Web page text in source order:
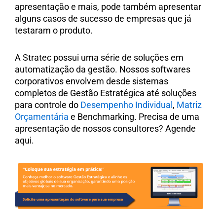
apresentação e mais, pode também apresentar
alguns casos de sucesso de empresas que já
testaram o produto.
A Stratec possui uma série de soluções em
automatização da gestão. Nossos softwares
corporativos envolvem desde sistemas
completos de Gestão Estratégica até soluções
para controle do Desempenho Individual , Matriz
Orçamentária e Benchmarking. Precisa de uma
apresentação de nossos consultores? Agende
aqui.